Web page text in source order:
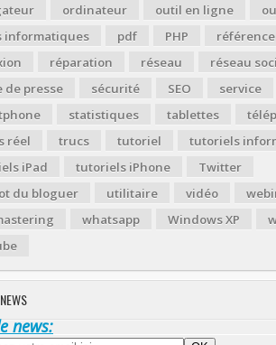
ordinateur outil en ligne
informatiques
pdf PHP
réparation réseau
réseau
de presse
sécurité SEO service
statistiques tablettes
réel
trucs tutoriel
tutoriels
iPad
tutoriels iPhone
Twitter
du bloguer
utilitaire vidéo
whatsapp Windows XP
news: